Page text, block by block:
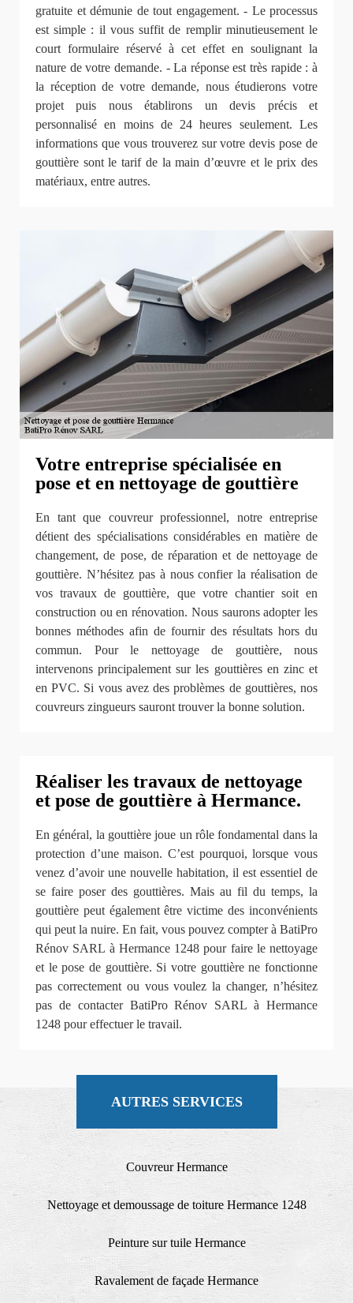
gratuite et démunie de tout engagement. - Le processus
est simple : il vous suffit de remplir minutieusement le
court formulaire réservé à cet effet en soulignant la
nature de votre demande. - La réponse est très rapide : à
la réception de votre demande, nous étudierons votre
projet puis nous établirons un devis précis et
personnalisé en moins de 24 heures seulement. Les
informations que vous trouverez sur votre devis pose de
gouttière sont le tarif de la main d’œuvre et le prix des
matériaux, entre autres.
Votre entreprise spécialisée en
pose et en nettoyage de gouttière
En tant que couvreur professionnel, notre entreprise
détient des spécialisations considérables en matière de
changement, de pose, de réparation et de nettoyage de
gouttière. N’hésitez pas à nous confier la réalisation de
vos travaux de gouttière, que votre chantier soit en
construction ou en rénovation. Nous saurons adopter les
bonnes méthodes afin de fournir des résultats hors du
commun. Pour le nettoyage de gouttière, nous
intervenons principalement sur les gouttières en zinc et
en PVC. Si vous avez des problèmes de gouttières, nos
couvreurs zingueurs sauront trouver la bonne solution.
Réaliser les travaux de nettoyage
et pose de gouttière à Hermance.
En général, la gouttière joue un rôle fondamental dans la
protection d’une maison. C’est pourquoi, lorsque vous
venez d’avoir une nouvelle habitation, il est essentiel de
se faire poser des gouttières. Mais au fil du temps, la
gouttière peut également être victime des inconvénients
qui peut la nuire. En fait, vous pouvez compter à BatiPro
Rénov SARL à Hermance 1248 pour faire le nettoyage
et le pose de gouttière. Si votre gouttière ne fonctionne
pas correctement ou vous voulez la changer, n’hésitez
pas de contacter BatiPro Rénov SARL à Hermance
1248 pour effectuer le travail.
AUTRES SERVICES
Couvreur Hermance
Nettoyage et demoussage de toiture Hermance 1248
Peinture sur tuile Hermance
Ravalement de façade Hermance